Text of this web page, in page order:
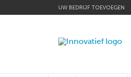
UW BEDRIJF TOEVOEGEN